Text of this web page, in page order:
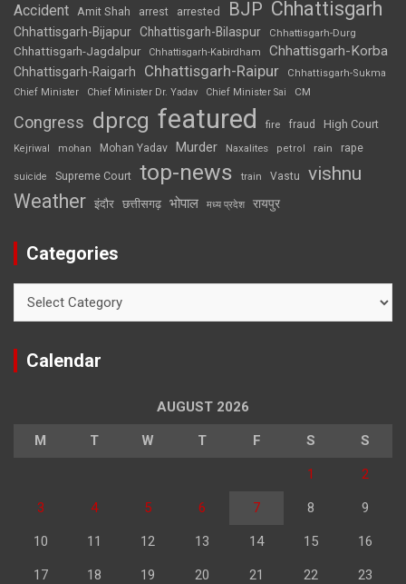
Accident Amit Shah arrest arrested BJP Chhattisgarh
Chhattisgarh-Bijapur Chhattisgarh-Bilaspur Chhattisgarh-Durg
Chhattisgarh-Jagdalpur Chhattisgarh-Kabirdham Chhattisgarh-Korba
Chhattisgarh-Raigarh Chhattisgarh-Raipur
Chhattisgarh-Sukma
Chief Minister
Chief Minister Dr. Yadav Chief Minister Sai CM
Congress dprcg featured fire fraud High Court
Kejriwal mohan Mohan Yadav Murder Naxalites petrol rain rape
suicide Supreme Court top-news train Vastu vishnu
Weather इंदौर छत्तीसगढ़ भोपाल मध्य प्रदेश रायपुर
Categories
Calendar
AUGUST 2026
M T W T F S S
1 2
3 4 5 6 7 8 9
10 11 12 13 14 15 16
17 18 19 20 21 22 23